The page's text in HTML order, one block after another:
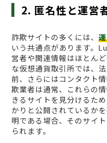
2. 匿名性と運営
詐欺サイトの多くには、
いう共通点があります。
営者や関連情報はほとん
な仮想通貨取引所では、
前、さらにはコンタクト
欺業者は通常、これらの
きるサイトを見分けるた
かりと公開されているか
明である場合、そのサイ
られます。